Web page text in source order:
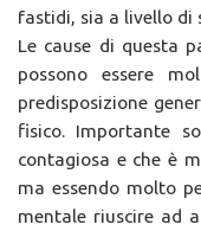
fastidi, sia a livello di
Le cause di questa
possono essere
predisposizione
fisico. Importante
contagiosa e che è
ma essendo molto
mentale riuscire ad